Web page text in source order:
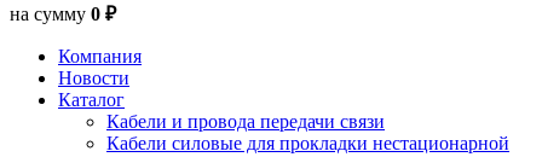
на сумму 0 ₽
Компания
Новости
Каталог
Кабели и провода передачи связи
Кабели силовые для прокладки нестационарной